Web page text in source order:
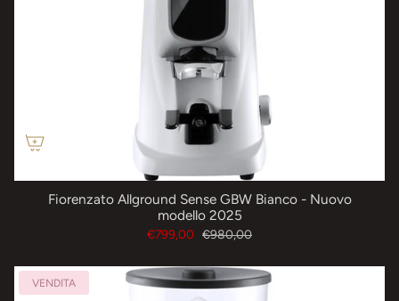
Fiorenzato Allground Sense GBW Bianco - Nuovo
modello 2025
€799,00 €980,00
VENDITA